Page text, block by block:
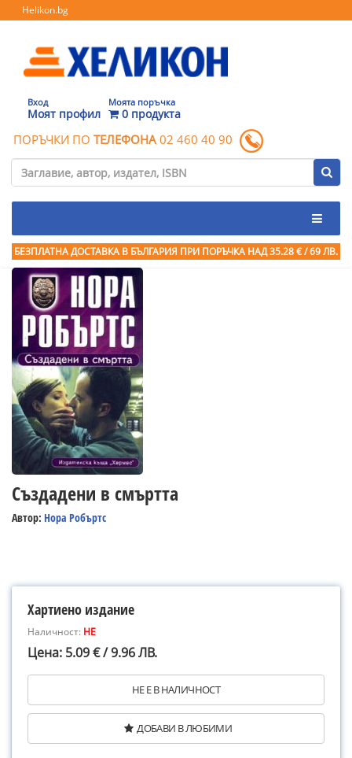
Helikon.bg
Вход
Моят профил
Моята поръчка
0 продукта
ПОРЪЧКИ ПО ТЕЛЕФОНА 02 460 40 90
БЕЗПЛАТНА ДОСТАВКА В БЪЛГАРИЯ ПРИ ПОРЪЧКА НАД 35.28 € / 69 ЛВ.
Създадени в смъртта
Автор: Нора Робъртс
Хартиено издание
Наличност: НЕ
Цена: 5.09 € / 9.96 ЛВ.
НЕ Е В НАЛИЧНОСТ
ДОБАВИ В ЛЮБИМИ